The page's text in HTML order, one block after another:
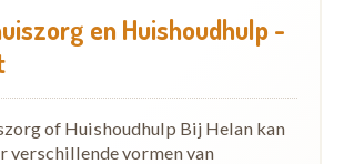
en Huishoudhulp -
of Huishoudhulp Bij Helan kan
verschillende vormen van